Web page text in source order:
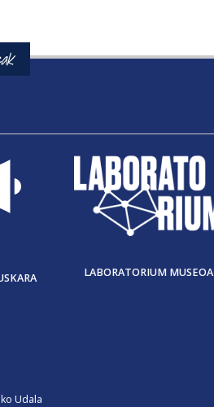
LABORATORIUM MUSEOA
Udala